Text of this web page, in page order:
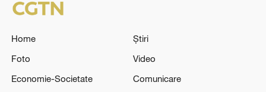
Home
Știri
Foto
Video
Economie-Societate
Comunicare